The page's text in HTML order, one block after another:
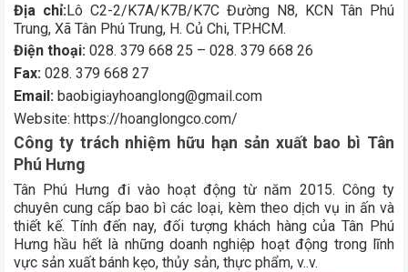
Địa chỉ:Lô C2-2/K7A/K7B/K7C Đường N8, KCN Tân Phú
Trung, Xã Tân Phú Trung, H. Củ Chi, TP.HCM.
Điện thoại: 028. 379 668 25 – 028. 379 668 26
Fax: 028. 379 668 27
Email: baobigiayhoanglong@gmail.com
Website: https://hoanglongco.com/
Công ty trách nhiệm hữu hạn sản xuất bao bì Tân
Phú Hưng
Tân Phú Hưng đi vào hoạt động từ năm 2015. Công ty
chuyên cung cấp bao bì các loại, kèm theo dịch vụ in ấn và
thiết kế. Tính đến nay, đối tượng khách hàng của Tân Phú
Hưng hầu hết là những doanh nghiệp hoạt động trong lĩnh
vực sản xuất bánh kẹo, thủy sản, thực phẩm, v..v.